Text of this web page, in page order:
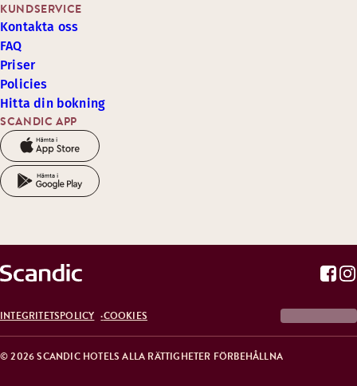
SCANDIC APP
KUNDSERVICE
Kontakta oss
FAQ
Priser
Policies
Hitta din bokning
© 2026 SCANDIC HOTELS ALLA RÄTTIGHETER FÖRBEHÅLLNA
INTEGRITETSPOLICY COOKIES